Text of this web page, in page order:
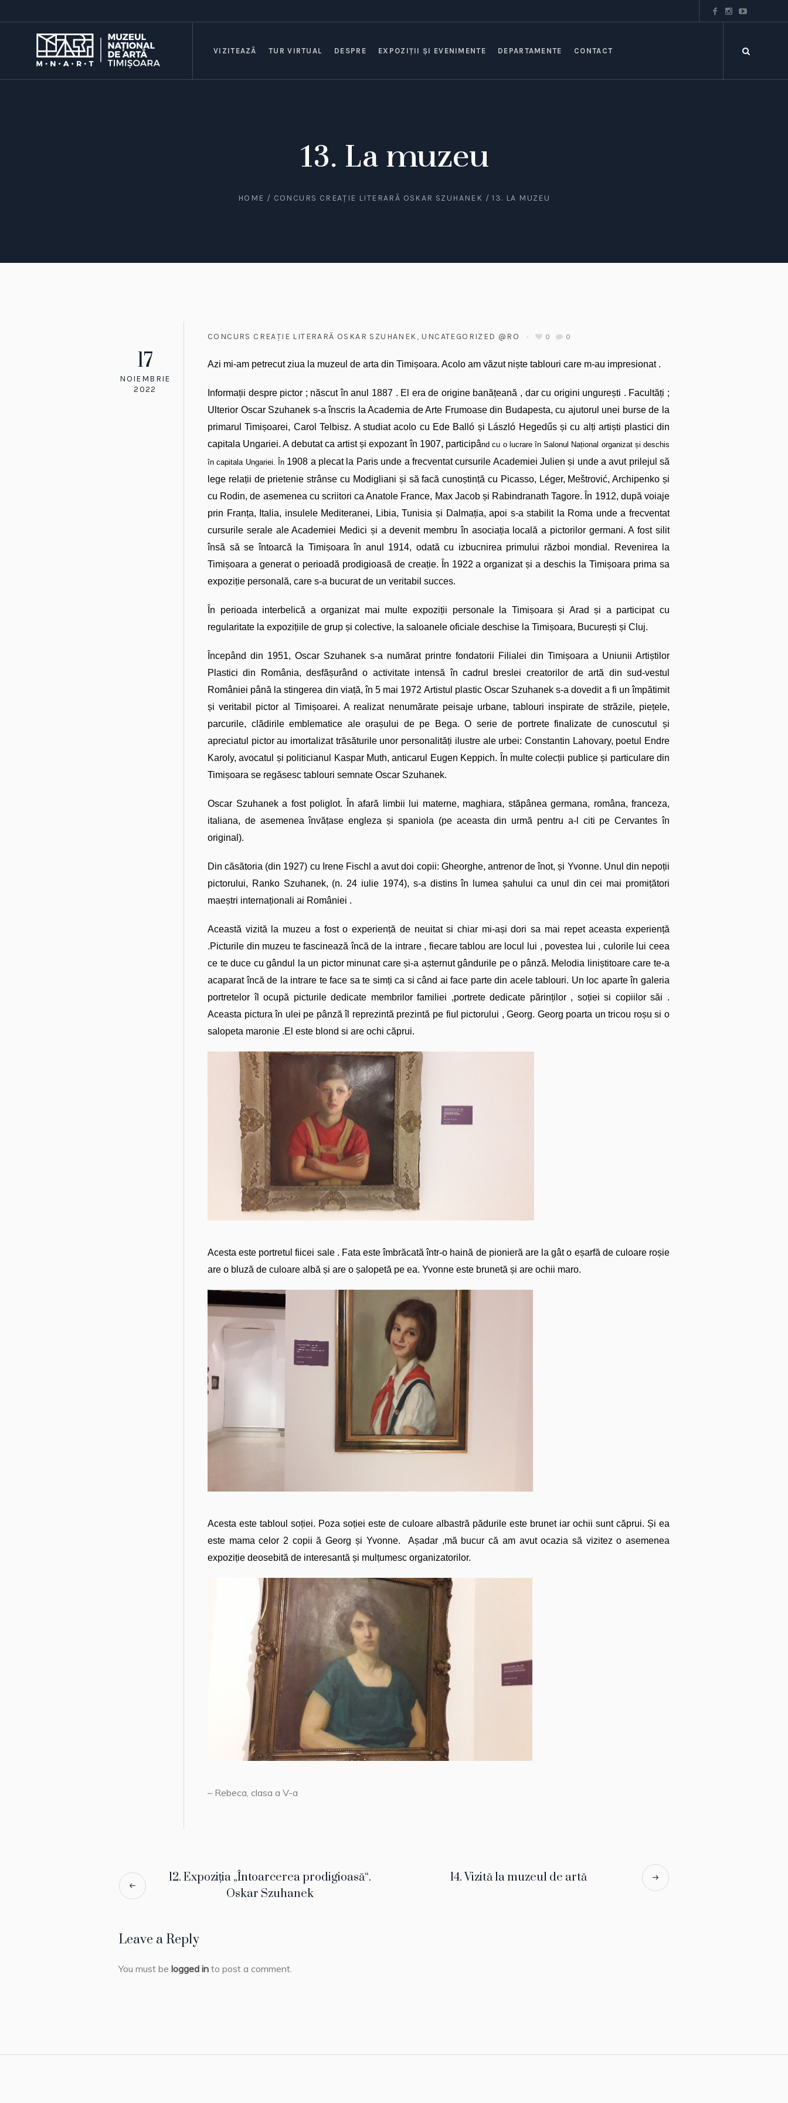
VIZITEAZĂ TUR VIRTUAL DESPRE EXPOZIȚII ȘI EVENIMENTE DEPARTAMENTE CONTACT
13. La muzeu
HOME / CONCURS CREAȚIE LITERARĂ OSKAR SZUHANEK / 13. LA MUZEU
17
NOIEMBRIE
2022
CONCURS CREAȚIE LITERARĂ OSKAR SZUHANEK,UNCATEGORIZED @RO 0 0
Azi mi-am petrecut ziua la muzeul de arta din Timișoara. Acolo am văzut niște tablouri care m-au impresionat .
Informații despre pictor ; născut în anul 1887 . El era de origine banățeană , dar cu origini ungurești . Facultăți ;
Ulterior Oscar Szuhanek s-a înscris la Academia de Arte Frumoase din Budapesta, cu ajutorul unei burse de la
primarul Timișoarei, Carol Telbisz. A studiat acolo cu Ede Balló și Lász­ló He­ge­dűs și cu alți artiști plastici din
capitala Ungariei. A debutat ca artist și expozant în 1907, participând cu o lucrare în Salonul Național organizat și deschis
în capitala Ungariei. În 1908 a plecat la Paris unde a frecventat cursurile Academiei Julien și unde a avut prilejul să
lege relații de prietenie strânse cu Modigliani și să facă cunoștință cu Picasso, Léger, Meštrović, Archipenko și
cu Rodin, de asemenea cu scriitori ca Anatole France, Max Jacob și Rabindranath Tagore. În 1912, după voiaje
prin Franța, Italia, insulele Mediteranei, Libia, Tunisia și Dalmația, apoi s-a stabilit la Roma unde a frecventat
cursurile serale ale Academiei Medici și a devenit membru în asociația locală a pictorilor germani. A fost silit
însă să se întoarcă la Timișoara în anul 1914, odată cu izbucnirea primului război mondial. Revenirea la
Timișoara a generat o perioadă prodigioasă de creație. În 1922 a organizat și a deschis la Timișoara prima sa
expoziție personală, care s-a bucurat de un veritabil succes.
În perioada interbelică a organizat mai multe expoziții personale la Timișoara și Arad și a participat cu
regularitate la expozițiile de grup și colective, la saloanele oficiale deschise la Timișoara, București și Cluj.
Începând din 1951, Oscar Szuhanek s-a numărat printre fondatorii Filialei din Timișoara a Uniunii Artiștilor
Plastici din România, desfășurând o activitate intensă în cadrul breslei creatorilor de artă din sud-vestul
României până la stingerea din viață, în 5 mai 1972 Artistul plastic Oscar Szuhanek s-a dovedit a fi un împătimit
și veritabil pictor al Timișoarei. A realizat nenumărate peisaje urbane, tablouri inspirate de străzile, piețele,
parcurile, clădirile emblematice ale orașului de pe Bega. O serie de portrete finalizate de cunoscutul și
apreciatul pictor au imortalizat trăsăturile unor personalități ilustre ale urbei: Constantin Lahovary, poetul Endre
Karoly, avocatul și politicianul Kaspar Muth, anticarul Eugen Keppich. În multe colecții publice și particulare din
Timișoara se regăsesc tablouri semnate Oscar Szuhanek.
Oscar Szuhanek a fost poliglot. În afară limbii lui materne, maghiara, stăpânea germana, româna, franceza,
italiana, de asemenea învățase engleza și spaniola (pe aceasta din urmă pentru a-l citi pe Cervantes în
original).
Din căsătoria (din 1927) cu Irene Fischl a avut doi copii: Gheorghe, antrenor de înot, și Yvonne. Unul din nepoții
pictorului, Ranko Szuhanek, (n. 24 iulie 1974), s-a distins în lumea șahului ca unul din cei mai promițători
maeștri internaționali ai României .
Această vizită la muzeu a fost o experiență de neuitat si chiar mi-ași dori sa mai repet aceasta experiență
.Picturile din muzeu te fascinează încă de la intrare , fiecare tablou are locul lui , povestea lui , culorile lui ceea
ce te duce cu gândul la un pictor minunat care și-a așternut gândurile pe o pânză. Melodia liniștitoare care te-a
acaparat încă de la intrare te face sa te simți ca si când ai face parte din acele tablouri. Un loc aparte în galeria
portretelor îl ocupă picturile dedicate membrilor familiei ,portrete dedicate părinților , soției si copiilor săi .
Aceasta pictura în ulei pe pânză îl reprezintă prezintă pe fiul pictorului , Georg. Georg poarta un tricou roșu si o
salopeta maronie .El este blond si are ochi căprui.
Acesta este portretul fiicei sale . Fata este îmbrăcată într-o haină de pionieră are la gât o eșarfă de culoare roșie
are o bluză de culoare albă și are o șalopetă pe ea. Yvonne este brunetă și are ochii maro.
Acesta este tabloul soției. Poza soției este de culoare albastră pădurile este brunet iar ochii sunt căprui. Și ea
este mama celor 2 copii ă Georg și Yvonne. Așadar ,mă bucur că am avut ocazia să vizitez o asemenea
expoziție deosebită de interesantă și mulțumesc organizatorilor.
– Rebeca, clasa a V-a
12. Expoziția „Întoarcerea prodigioasă“.
Oskar Szuhanek
14. Vizită la muzeul de artă
Leave a Reply
You must be logged in to post a comment.